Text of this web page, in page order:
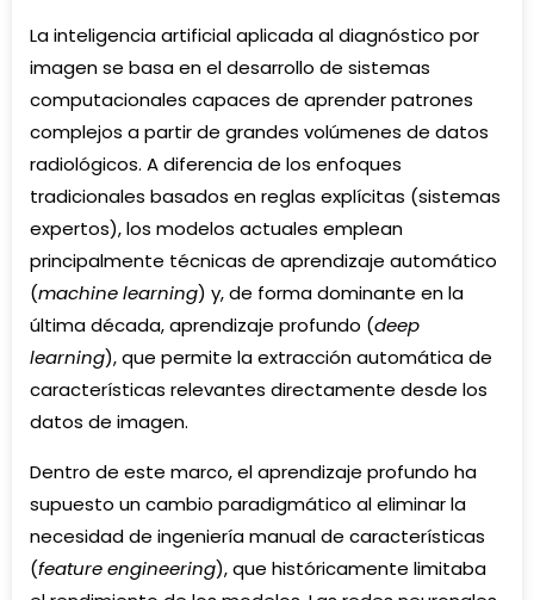
La inteligencia artificial aplicada al diagnóstico por
imagen se basa en el desarrollo de sistemas
computacionales capaces de aprender patrones
complejos a partir de grandes volúmenes de datos
radiológicos. A diferencia de los enfoques
tradicionales basados en reglas explícitas (sistemas
expertos), los modelos actuales emplean
principalmente técnicas de aprendizaje automático
(machine learning) y, de forma dominante en la
última década, aprendizaje profundo (deep
learning), que permite la extracción automática de
características relevantes directamente desde los
datos de imagen.
Dentro de este marco, el aprendizaje profundo ha
supuesto un cambio paradigmático al eliminar la
necesidad de ingeniería manual de características
(feature engineering), que históricamente limitaba